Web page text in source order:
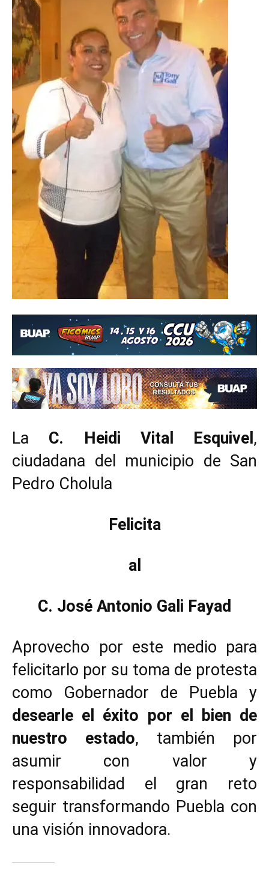
La C. Heidi Vital Esquivel ,
ciudadana del municipio de San
Pedro Cholula
Felicita
al
C. José Antonio Gali Fayad
Aprovecho por este medio para
felicitarlo por su toma de protesta
como Gobernador de Puebla y
desearle el éxito por el bien de
nuestro estado, también por
asumir con valor y
responsabilidad el gran reto
seguir transformando Puebla con
una visión innovadora.